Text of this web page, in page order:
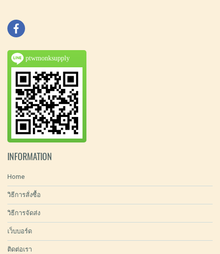
ptwmonksupply
INFORMATION
Home
วิธีการสั่งซื้อ
วิธีการจัดส่ง
เว็บบอร์ด
ติดต่อเรา